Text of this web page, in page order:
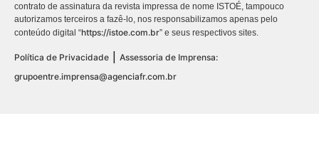
contrato de assinatura da revista impressa de nome ISTOÉ, tampouco
autorizamos terceiros a fazê-lo, nos responsabilizamos apenas pelo
conteúdo digital “https://istoe.com.br” e seus respectivos sites.
Política de Privacidade
Assessoria de Imprensa:
grupoentre.imprensa@agenciafr.com.br